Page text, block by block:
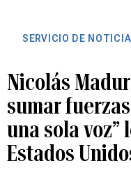
SERVICIO DE
Nicolás
sumar
una sola voz”
Estados